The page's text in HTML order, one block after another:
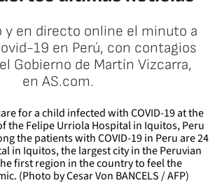
y en directo online el minuto a
19 en Perú, con contagios
Gobierno de Martín Vizcarra,
en AS.com.